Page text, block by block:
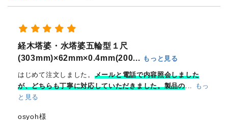
御朱印は急な対応にならざるを得ない場合が多く助かります
けん様
奉拝印